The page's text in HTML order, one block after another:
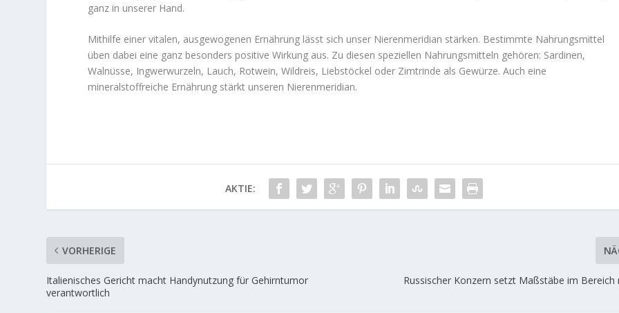
ganz in unserer Hand.
Mithilfe einer vitalen, ausgewogenen Ernährung lässt sich unser Nierenmeridian stärken. Bestimmte Nahrungsmittel
üben dabei eine ganz besonders positive Wirkung aus. Zu diesen speziellen Nahrungsmitteln gehören: Sardinen,
Walnüsse, Ingwerwurzeln, Lauch, Rotwein, Wildreis, Liebstöckel oder Zimtrinde als Gewürze. Auch eine
mineralstoffreiche Ernährung stärkt unseren Nierenmeridian.
AKTIE:
VORHERIGE
Italienisches Gericht macht Handynutzung für Gehirntumor
verantwortlich
Russischer Konzern setzt Maßstäbe im Bereich